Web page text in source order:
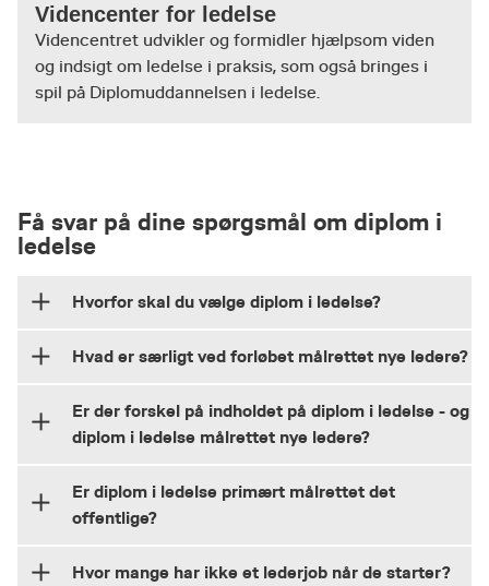
Videncenter for ledelse
Videncentret udvikler og formidler hjælpsom viden
og indsigt om ledelse i praksis, som også bringes i
spil på Diplomuddannelsen i ledelse.
Få svar på dine spørgsmål om diplom i
ledelse
Hvorfor skal du vælge diplom i ledelse?
Diplom i ledelse er for dig, der gerne vil 360
måde styrke dine personlige lederkompetencer,
dine professionelle relationskompetencer og din
siger om uddannelsen
Hvad er særligt ved forløbet målrettet nye ledere?
Du kommer på hold med andre nye ledere, som
du udvikler dig sammen med bl.a. på internater.
få sparring med underviserne om det, der fylder
hos dig.Læs om forløbet
Er der forskel på indholdet på diplom i ledelse - og
diplom i ledelse målrettet nye ledere?
De to uddannelsesforløb bygger på den samme
studieordning – og det bevis, du står med
vælger det ene eller det andet forløb. Forskellen
Er diplom i ledelse primært målrettet det
offentlige?
Uddannelsen er rettet mod lederebådei det
Hvor mange har ikke et lederjob når de starter?